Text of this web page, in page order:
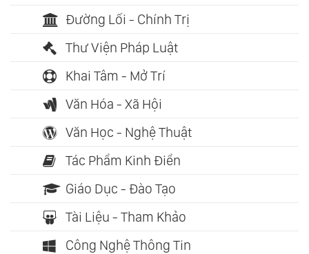
Đường Lối - Chính Trị
Thư Viện Pháp Luật
Khai Tâm - Mở Trí
Văn Hóa - Xã Hội
Văn Học - Nghệ Thuật
Tác Phẩm Kinh Điển
Giáo Dục - Đào Tạo
Tài Liệu - Tham Khảo
Công Nghệ Thông Tin